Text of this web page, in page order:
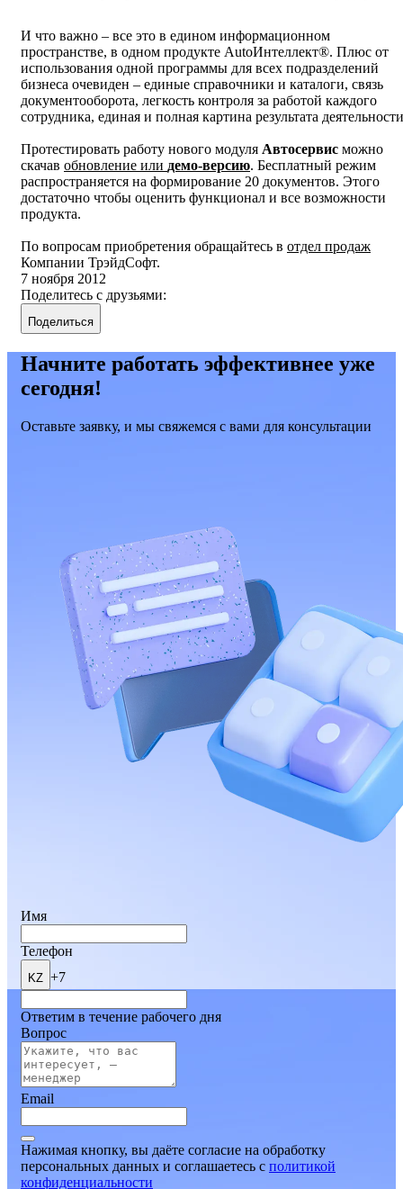
И что важно – все это в едином информационном
пространстве, в одном продукте AutoИнтеллект®. Плюс от
использования одной программы для всех подразделений
бизнеса очевиден – единые справочники и каталоги, связь
документооборота, легкость контроля за работой каждого
сотрудника, единая и полная картина результата
Протестировать работу нового модуля Автосервис можно
скачав обновление или демо-версию. Бесплатный режим
распространяется на формирование 20 документов. Этого
достаточно чтобы оценить функционал и все возможности
продукта.
По вопросам приобретения обращайтесь в отдел продаж
Компании ТрэйдСофт.
7 ноября 2012
Поделитесь с друзьями:
Поделиться
Начните работать эффективнее уже
сегодня!
Оставьте заявку, и мы свяжемся с вами для консультации
Имя
Телефон
KZ +7
Ответим в течение рабочего дня
Вопрос
Email
Нажимая кнопку, вы даёте согласие на обработку
персональных данных и соглашаетесь c политикой
конфиденциальности